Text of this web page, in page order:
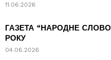
11.06.2026
ГАЗЕТА “НАРОДНЕ
РОКУ
04.06.2026